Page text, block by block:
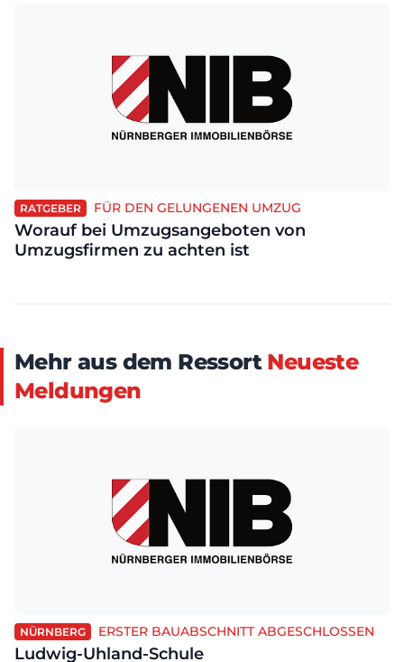
RATGEBER FÜR DEN GELUNGENEN UMZUG
Worauf bei Umzugsangeboten von
Umzugsfirmen zu achten ist
Mehr aus dem Ressort Neueste
Meldungen
NÜRNBERG ERSTER BAUABSCHNITT ABGESCHLOSSEN
Ludwig-Uhland-Schule